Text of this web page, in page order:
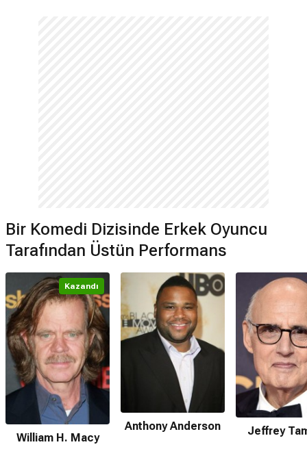
Bir Komedi Dizisinde Erkek Oyuncu
Tarafından Üstün Performans
Kazandı
William H. Macy
Anthony Anderson Jeffrey